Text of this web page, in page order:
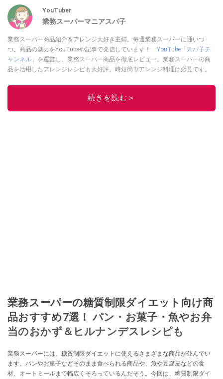
YouTuber
業務スーパーマニアスパ子
業務スーパー商品紹介＆アレンジ大好き主婦。毎週業務スーパーに通いつ
つ、商品の魅力をYouTubeや記事で発信しています！ YouTube「スパ子チ
ャンネル」 を運営し、業務スーパー商品を徹底レビュー。業務スーパーの商
品を活用したアレンジレシピも大好評。時短簡単アレンジ料理は必見です。
このイチオシストの他の記事を読む
続きを読む＞
業務スーパーの糖質制限ダイエット向け商
品おすすめ7選！ パン・お菓子・魚やお弁
当のおかず＆ヒルナンデスレシピも
業務スーパーには、糖質制限ダイエットに使えるさまざまな商品が並んでい
ます。パンやお菓子などそのまま食べられる商品や、魚や豆腐皮などの食
材、オートミールまで幅広くそろっているんだそう。今回は、糖質制限ダイ